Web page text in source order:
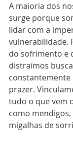
A maioria dos
surge porque
lidar com a
vulnerabilidade.
do sofrimento e
distraímos
prazer.
tudo o que vem
como
migalhas de